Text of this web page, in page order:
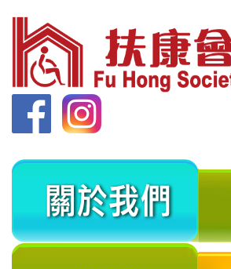
關
我
分